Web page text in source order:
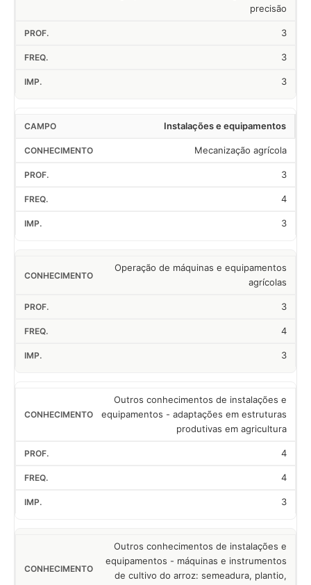
precisão
3
3
3
Instalações e equipamentos
Mecanização agrícola
3
4
3
Operação de máquinas e equipamentos
agrícolas
3
4
3
Outros conhecimentos de instalações e
equipamentos - adaptações em estruturas
produtivas em agricultura
4
4
3
Outros conhecimentos de instalações e
equipamentos - máquinas e instrumentos
de cultivo do arroz: semeadura, plantio,